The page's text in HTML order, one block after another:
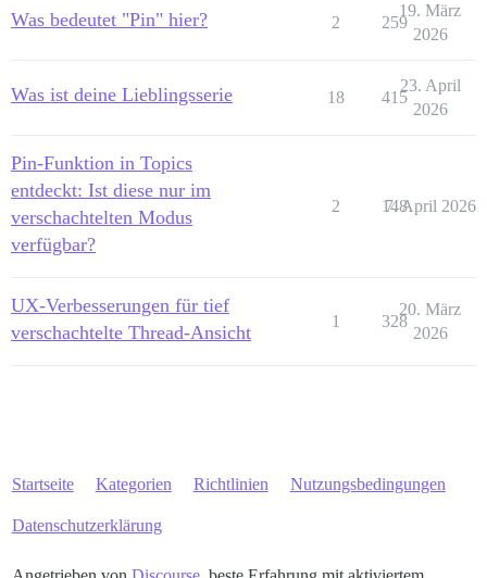
Was bedeutet "Pin" hier? 2 259
19. März
2026
Was ist deine Lieblingsserie 18 415
23. April
2026
Pin-Funktion in Topics
entdeckt: Ist diese nur im
verschachtelten Modus
verfügbar?
2 148
7. April 2026
UX-Verbesserungen für tief
verschachtelte Thread-Ansicht
1 328
20. März
2026
Startseite Kategorien Richtlinien Nutzungsbedingungen
Datenschutzerklärung